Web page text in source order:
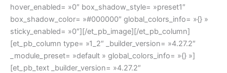
hover_enabled= »0″ box_shadow_style= »preset1″
box_shadow_color= »#000000″ global_colors_info= »{} »
sticky_enabled= »0″][/et_pb_image][/et_pb_column]
[et_pb_column type= »1_2″ _builder_version= »4.27.2″
_module_preset= »default » global_colors_info= »{} »]
[et_pb_text _builder_version= »4.27.2″